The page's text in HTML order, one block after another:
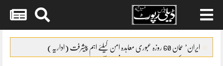
contentایران’ عمان 60 روزہ عبوری معاہدہ امن کیلئے اہم پیشرفت (اداریہ)